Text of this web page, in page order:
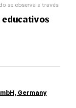
se observa a través
educativos
Germany